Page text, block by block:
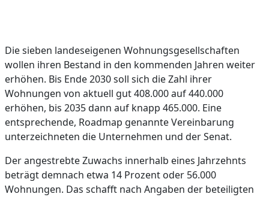
Die sieben landeseigenen Wohnungsgesellschaften
wollen ihren Bestand in den kommenden Jahren weiter
erhöhen. Bis Ende 2030 soll sich die Zahl ihrer
Wohnungen von aktuell gut 408.000 auf 440.000
erhöhen, bis 2035 dann auf knapp 465.000. Eine
entsprechende, Roadmap genannte Vereinbarung
unterzeichneten die Unternehmen und der Senat.
Der angestrebte Zuwachs innerhalb eines Jahrzehnts
beträgt demnach etwa 14 Prozent oder 56.000
Wohnungen. Das schafft nach Angaben der beteiligten